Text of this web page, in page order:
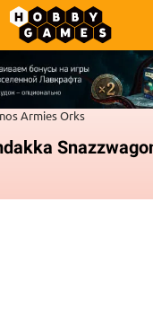
ArmiesOrks